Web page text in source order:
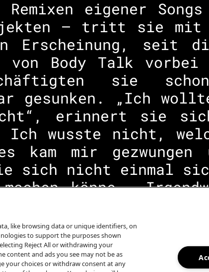
eigener Songs
– tritt sie mit
Erscheinung, seit
von Body Talk
sie
gesunken. „Ich
erinnert sie
Ich wusste nicht,
kam mir gezwungen
sich nicht einmal
könne.
mehr schreiben.
gesteht sie
like browsing data or unique identifiers, on
to support the purposes shown
Reject All or withdrawing your
content and ads you see may not be as
your choices or withdraw consent at any